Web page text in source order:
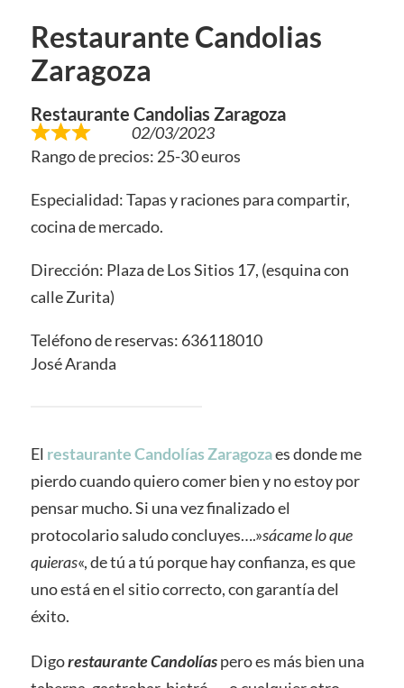
Restaurante Candolias
Zaragoza
Restaurante Candolias Zaragoza
02/03/2023
Rango de precios: 25-30 euros
Especialidad: Tapas y raciones para compartir,
cocina de mercado.
Dirección: Plaza de Los Sitios 17, (esquina con
calle Zurita)
Teléfono de reservas: 636118010
José Aranda
El restaurante Candolías Zaragozaes donde me
pierdo cuando quiero comer bien y no estoy por
pensar mucho. Si una vez finalizado el
protocolario saludo concluyes….»sácame lo que
quieras«, de tú a tú porque hay confianza, es que
uno está en el sitio correcto, con garantía del
éxito.
Digorestaurante Candolíaspero es más bien una